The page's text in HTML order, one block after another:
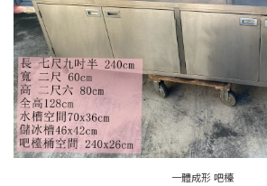
一體成形 吧檯